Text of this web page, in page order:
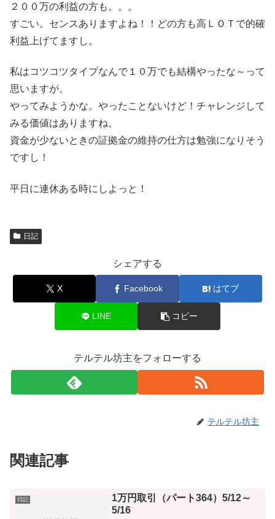
２００万の利益の方も。。。
すごい。センスありますよね！！どの方も高ＬＯＴで的確
利益上げてますし。
私はコツコツタイプなんで１０万でも結構やったな～って
思いますが。
やってみようかな。やったことないけど！チャレンジして
みる価値はありますね。
資金が少ないときの証拠金の維持の仕方は勉強になりそう
ですし！
平日に連休ある時にしよっと！
日記
シェアする
X Facebook はてブ
LINE コピー
テルテル坊主をフォローする
テルテル坊主
関連記事
日記
1万円取引（パート364）5/12～
5/16